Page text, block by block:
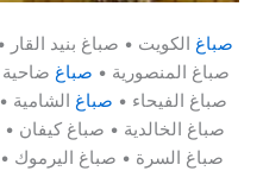
صباغ الكويت • صباغ بنيد
صباغ المنصورية • صباغ ضاحية
صباغ الفيحاء • صباغ الشامية
صباغ الخالدية • صباغ كيفان
صباغ السرة • صباغ اليرموك